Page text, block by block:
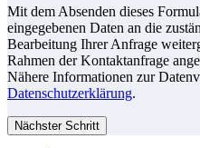
Mit dem Absenden dieses
eingegebenen Daten an die
Bearbeitung Ihrer Anfrage
Rahmen der Kontaktanfrage
Nähere Informationen zur
Datenschutzerklärung.
Nächster Schritt